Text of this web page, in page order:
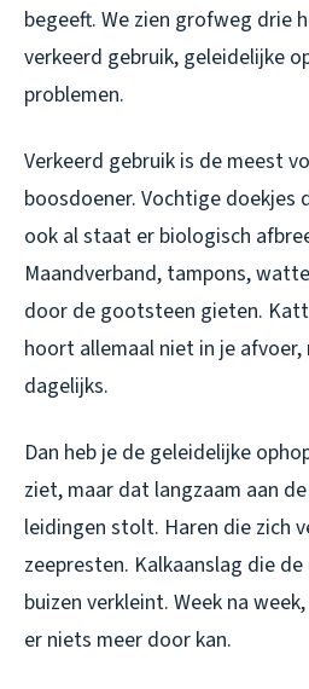
begeeft. We zien grofweg drie
verkeerd gebruik, geleidelijke
problemen.
Verkeerd gebruik is de meest
boosdoener. Vochtige
ook al staat er biologisch
Maandverband, tampons,
door de gootsteen gieten.
hoort allemaal niet in je
dagelijks.
Dan heb je de geleidelijke
ziet, maar dat langzaam aan
leidingen stolt. Haren die zich
zeepresten. Kalkaanslag die
buizen verkleint. Week na
er niets meer door kan.